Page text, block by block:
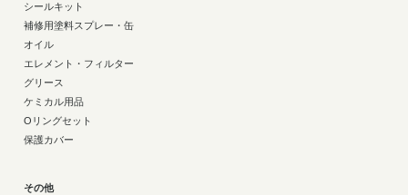
シールキット
補修用塗料スプレー・缶
オイル
エレメント・フィルター
グリース
ケミカル用品
Oリングセット
保護カバー
その他